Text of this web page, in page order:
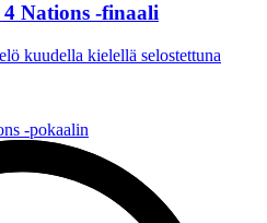
Nations -finaali
kuudella kielellä selostettuna